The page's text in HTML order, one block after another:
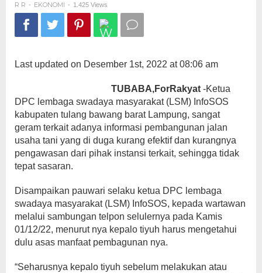
R R - EKONOMI - 1.425 Views
Last updated on Desember 1st, 2022 at 08:06 am
TUBABA,ForRakyat -Ketua
DPC lembaga swadaya masyarakat (LSM) InfoSOS
kabupaten tulang bawang barat Lampung, sangat
geram terkait adanya informasi pembangunan jalan
usaha tani yang di duga kurang efektif dan kurangnya
pengawasan dari pihak instansi terkait, sehingga tidak
tepat sasaran.
Disampaikan pauwari selaku ketua DPC lembaga
swadaya masyarakat (LSM) InfoSOS, kepada wartawan
melalui sambungan telpon selulernya pada Kamis
01/12/22, menurut nya kepalo tiyuh harus mengetahui
dulu asas manfaat pembagunan nya.
“Seharusnya kepalo tiyuh sebelum melakukan atau